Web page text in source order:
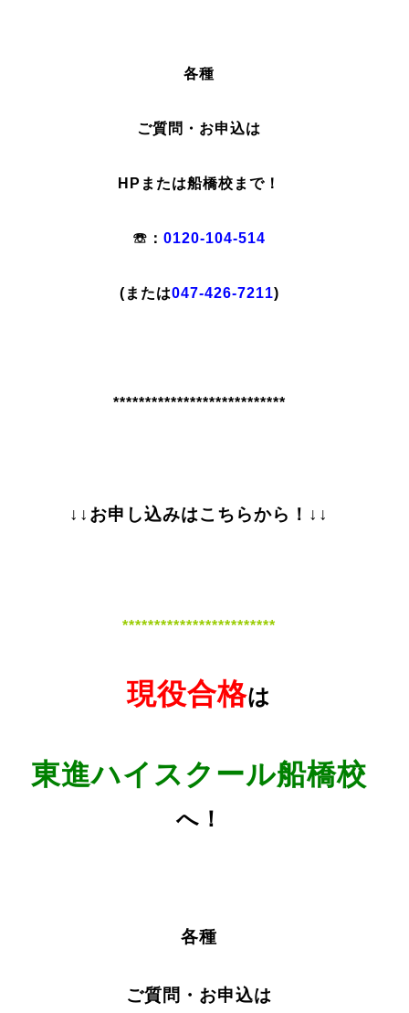
各種
ご質問・お申込は
HPまたは船橋校まで！
☏：0120-104-514
(または047-426-7211)
***************************
↓↓お申し込みはこちらから！↓↓
************************
現役合格は
東進ハイスクール船橋校
へ！
各種
ご質問・お申込は